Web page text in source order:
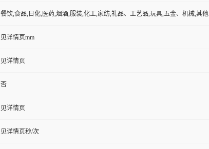
餐饮,食品,日化,医药,烟酒,服装,化工,家纺,礼品、工艺品,玩具,五金、机械,其他
见详情页mm
见详情页
否
见详情页
见详情页秒/次